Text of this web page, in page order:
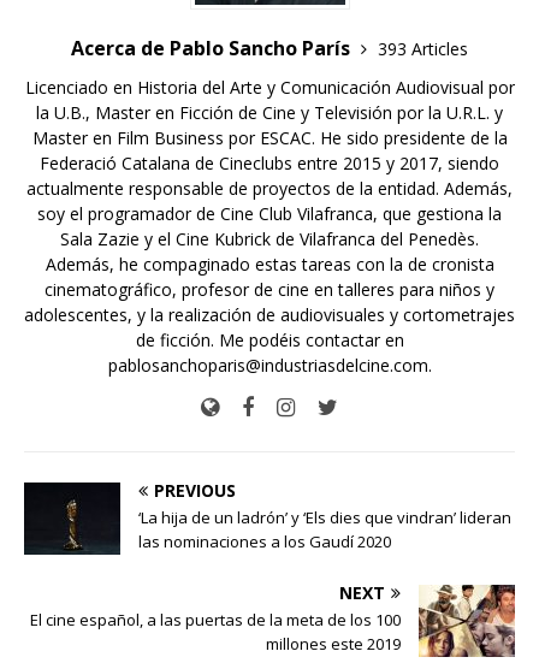
Acerca de Pablo Sancho París
393 Articles
Licenciado en Historia del Arte y Comunicación Audiovisual por
la U.B., Master en Ficción de Cine y Televisión por la U.R.L. y
Master en Film Business por ESCAC. He sido presidente de la
Federació Catalana de Cineclubs entre 2015 y 2017, siendo
actualmente responsable de proyectos de la entidad. Además,
soy el programador de Cine Club Vilafranca, que gestiona la
Sala Zazie y el Cine Kubrick de Vilafranca del Penedès.
Además, he compaginado estas tareas con la de cronista
cinematográfico, profesor de cine en talleres para niños y
adolescentes, y la realización de audiovisuales y cortometrajes
de ficción. Me podéis contactar en
pablosanchoparis@industriasdelcine.com.
PREVIOUS
‘La hija de un ladrón’ y ‘Els dies que vindran’ lideran
las nominaciones a los Gaudí 2020
NEXT
El cine español, a las puertas de la meta de los 100
millones este 2019